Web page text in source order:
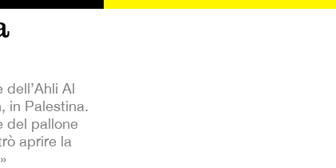
Al
in Palestina.
del pallone
aprire la